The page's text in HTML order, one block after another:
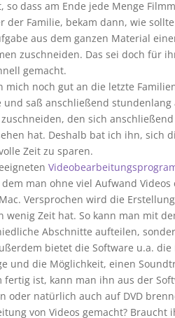
dass am Ende jede Menge
Familie, bekam dann, wie
aus dem ganzen Material
zuschneiden. Das sei doch für
gemacht.
mich noch gut an die letzte
saß anschließend stundenlang
den sich anschließend
hat. Deshalb bat ich ihn, sich
Zeit zu sparen.
man ohne viel Aufwand Videos
Versprochen wird die
Zeit hat. So kann man mit
Abschnitte aufteilen,
bietet die Software u.a.
und die Möglichkeit, einen
ist, kann man ihn aus der
oder natürlich auch auf DVD
von Videos gemacht? Braucht